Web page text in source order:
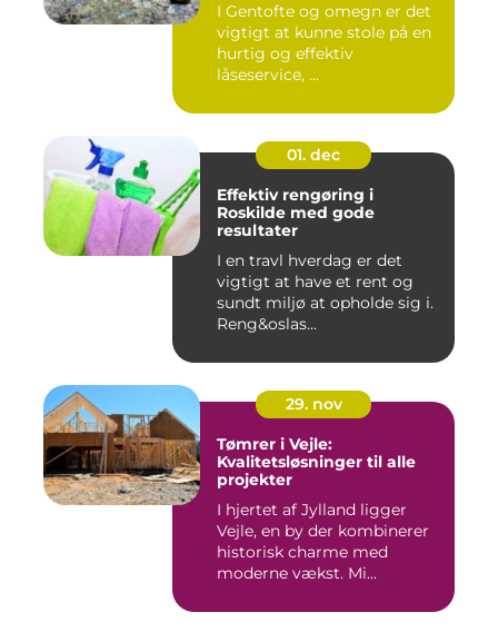
I Gentofte og omegn er det
vigtigt at kunne stole på en
hurtig og effektiv
låseservice, ...
01. dec
Effektiv rengøring i
Roskilde med gode
resultater
I en travl hverdag er det
vigtigt at have et rent og
sundt miljø at opholde sig i.
Reng&oslas...
29. nov
Tømrer i Vejle:
Kvalitetsløsninger til alle
projekter
I hjertet af Jylland ligger
Vejle, en by der kombinerer
historisk charme med
moderne vækst. Mi...